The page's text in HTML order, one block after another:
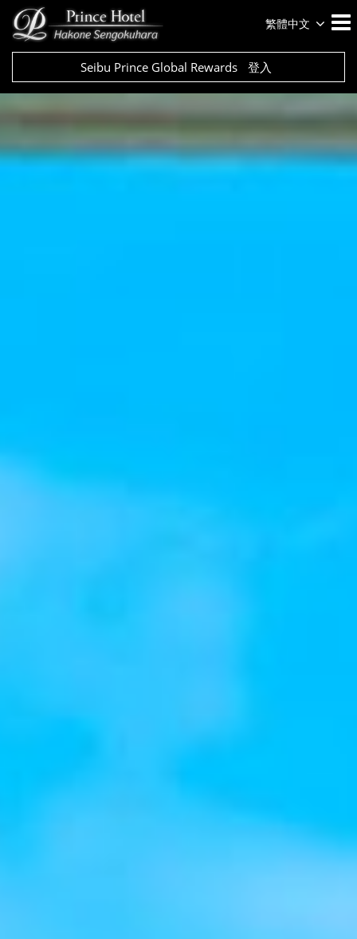
繁體中文
Seibu Prince Global Rewards 登入